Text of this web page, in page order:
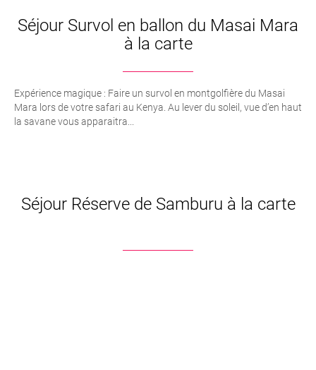
Séjour Survol en ballon du Masai Mara
à la carte
Expérience magique : Faire un survol en montgolfière du Masai
Mara lors de votre safari au Kenya. Au lever du soleil, vue d’en haut
la savane vous apparaitra...
Séjour Réserve de Samburu à la carte